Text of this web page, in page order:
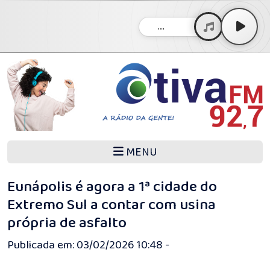
...
MENU
Eunápolis é agora a 1ª cidade do
Extremo Sul a contar com usina
própria de asfalto
Publicada em: 03/02/2026 10:48 -